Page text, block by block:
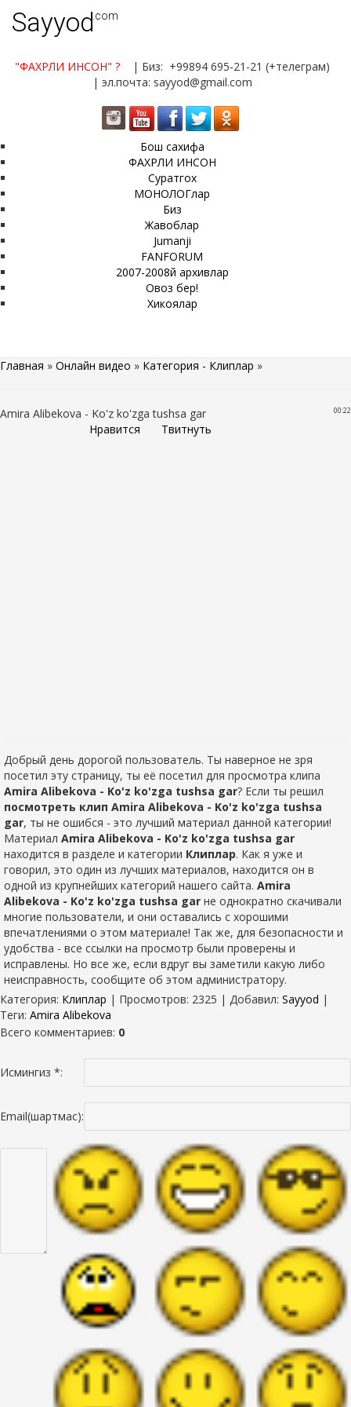
Sayyod.com
"ФАХРЛИ ИНСОН" ?
| Биз: +99894 695-21-21 (+телеграм)
| эл.почта: sayyod@gmail.com
Бош сахифа
ФАХРЛИ ИНСОН
Суратгох
МОНОЛОГлар
Биз
Жавоблар
Jumanji
FANFORUM
2007-2008й архивлар
Овоз бер!
Хикоялар
Главная » Онлайн видео » Категория - Клиплар »
00:22
Amira Alibekova - Ko'z ko'zga tushsa gar
Нравится
Твитнуть
Добрый день дорогой пользователь. Ты наверное не зря
посетил эту страницу, ты её посетил для просмотра клипа
Amira Alibekova - Ko'z ko'zga tushsa gar? Если ты решил
посмотреть клип Amira Alibekova - Ko'z ko'zga tushsa
gar, ты не ошибся - это лучший материал данной категории!
Материал Amira Alibekova - Ko'z ko'zga tushsa gar
находится в разделе и категории Клиплар. Как я уже и
говорил, это один из лучших материалов, находится он в
одной из крупнейших категорий нашего сайта. Amira
Alibekova - Ko'z ko'zga tushsa gar не однократно скачивали
многие пользователи, и они оставались с хорошими
впечатлениями о этом материале! Так же, для безопасности и
удобства - все ссылки на просмотр были проверены и
исправлены. Но все же, если вдруг вы заметили какую либо
неисправность, сообщите об этом администратору.
Категория: Клиплар | Просмотров: 2325 | Добавил: Sayyod |
Теги: Amira Alibekova
Всего комментариев: 0
Исмингиз *:
Email(шартмас):